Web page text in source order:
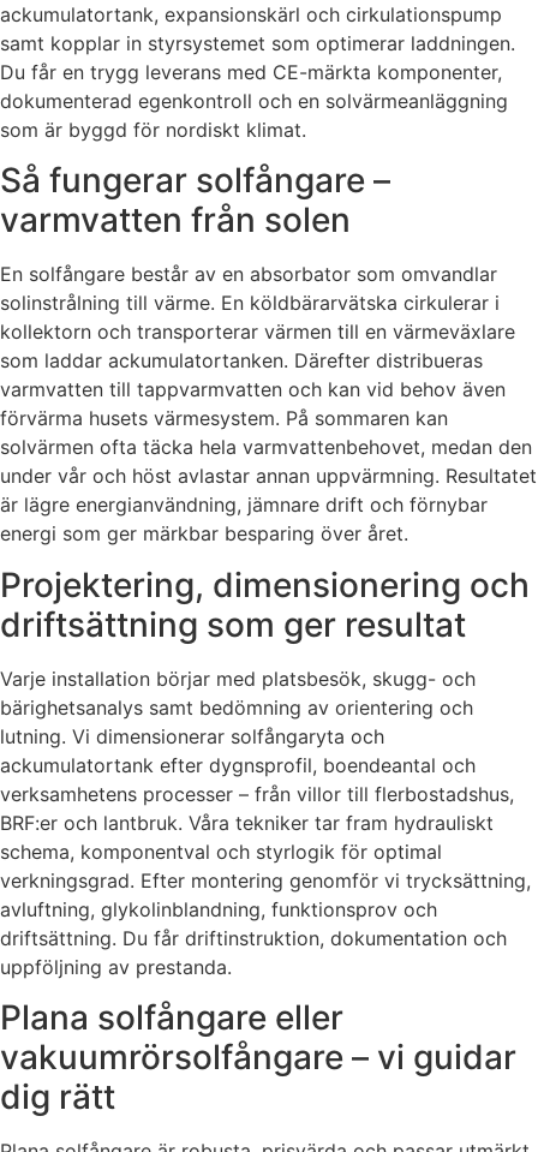
ackumulatortank, expansionskärl och cirkulationspump
samt kopplar in styrsystemet som optimerar laddningen.
Du får en trygg leverans med CE-märkta komponenter,
dokumenterad egenkontroll och en solvärmeanläggning
som är byggd för nordiskt klimat.
Så fungerar solfångare –
varmvatten från solen
En solfångare består av en absorbator som omvandlar
solinstrålning till värme. En köldbärarvätska cirkulerar i
kollektorn och transporterar värmen till en värmeväxlare
som laddar ackumulatortanken. Därefter distribueras
varmvatten till tappvarmvatten och kan vid behov även
förvärma husets värmesystem. På sommaren kan
solvärmen ofta täcka hela varmvattenbehovet, medan den
under vår och höst avlastar annan uppvärmning. Resultatet
är lägre energianvändning, jämnare drift och förnybar
energi som ger märkbar besparing över året.
Projektering, dimensionering och
driftsättning som ger resultat
Varje installation börjar med platsbesök, skugg- och
bärighetsanalys samt bedömning av orientering och
lutning. Vi dimensionerar solfångaryta och
ackumulatortank efter dygnsprofil, boendeantal och
verksamhetens processer – från villor till flerbostadshus,
BRF:er och lantbruk. Våra tekniker tar fram hydrauliskt
schema, komponentval och styrlogik för optimal
verkningsgrad. Efter montering genomför vi trycksättning,
avluftning, glykolinblandning, funktionsprov och
driftsättning. Du får driftinstruktion, dokumentation och
uppföljning av prestanda.
Plana solfångare eller
vakuumrörsolfångare – vi guidar
dig rätt